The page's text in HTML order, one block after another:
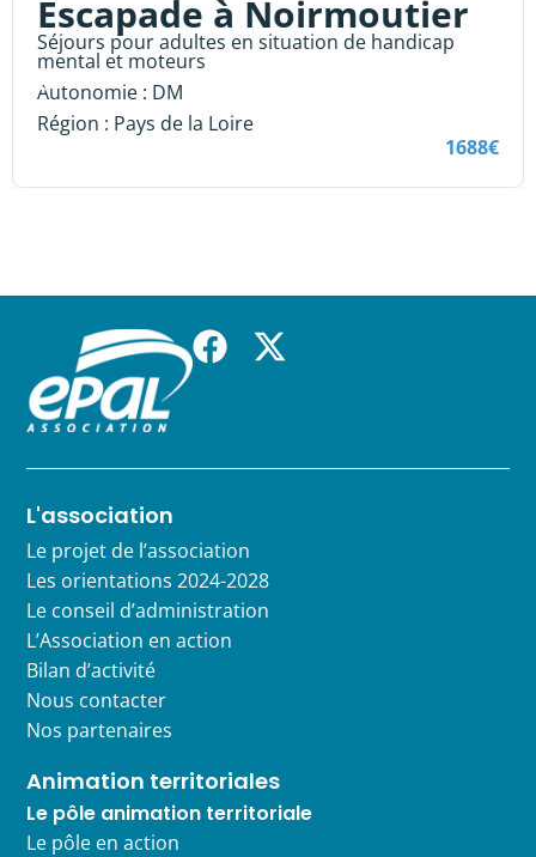
Escapade à Noirmoutier
Séjours pour adultes en situation de handicap
mental et moteurs
Autonomie : DM
Région : Pays de la Loire
1688€
L'association
Le projet de l’association
Les orientations 2024-2028
Le conseil d’administration
L’Association en action
Bilan d’activité
Nous contacter
Nos partenaires
Animation territoriales
Le pôle animation territoriale
Le pôle en action